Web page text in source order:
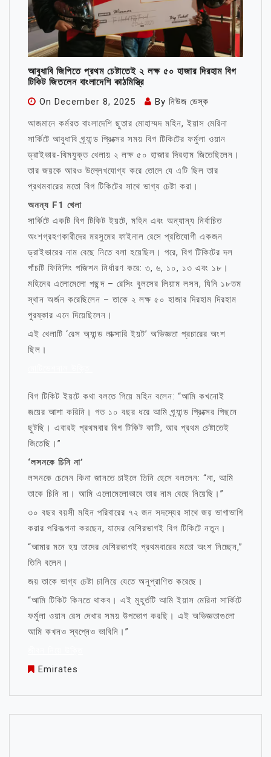
আবুধাবি জিপিতে প্রথম চেষ্টাতেই ২ লক্ষ ৫০ হাজার দিরহাম বিগ
টিকিট জিতলেন বাংলাদেশি কাঠমিস্ত্রি
On December 8, 2025 By নিউজ ডেস্ক
আজমানে কর্মরত বাংলাদেশি ছুতার মোহাম্মদ মহিন, ইয়াস মেরিনা
সার্কিটে আবুধাবি গ্র্যান্ড প্রিক্সের সময় বিগ টিকিটের ফর্মুলা ওয়ান
ড্রাইভার-থিমযুক্ত খেলায় ২ লক্ষ ৫০ হাজার দিরহাম জিতেছিলেন।
তার জয়কে আরও উল্লেখযোগ্য করে তোলে যে এটি ছিল তার
প্রথমবারের মতো বিগ টিকিটের সাথে ভাগ্য চেষ্টা করা।
অনন্য F1 খেলা
সার্কিটে একটি বিগ টিকিট ইয়টে, মহিন এবং অন্যান্য নির্বাচিত
অংশগ্রহণকারীদের মরসুমের ফাইনাল রেসে প্রতিযোগী একজন
ড্রাইভারের নাম বেছে নিতে বলা হয়েছিল। পরে, বিগ টিকিটের দল
পাঁচটি ফিনিশিং পজিশন নির্ধারণ করে: ৩, ৬, ১০, ১৩ এবং ১৮।
মহিনের এলোমেলো পছন্দ – রেসিং বুলসের লিয়াম লসন, যিনি ১৮তম
স্থান অর্জন করেছিলেন – তাকে ২ লক্ষ ৫০ হাজার দিরহাম দিরহাম
পুরষ্কার এনে দিয়েছিলেন।
এই খেলাটি ‘রেস অ্যান্ড লাক্সারি ইয়ট’ অভিজ্ঞতা প্রচারের অংশ
ছিল।
বিগ টিকিট ইয়টে কথা বলতে গিয়ে মহিন বলেন: “আমি কখনোই
জয়ের আশা করিনি। গত ১০ বছর ধরে আমি গ্র্যান্ড প্রিক্সের পিছনে
ছুটছি। এবারই প্রথমবার বিগ টিকিট কাটি, আর প্রথম চেষ্টাতেই
জিতেছি।”
‘লসনকে চিনি না’
লসনকে চেনেন কিনা জানতে চাইলে তিনি হেসে বললেন: “না, আমি
তাকে চিনি না। আমি এলোমেলোভাবে তার নাম বেছে নিয়েছি।”
৩০ বছর বয়সী মহিন পরিবারের ৭২ জন সদস্যের সাথে জয় ভাগাভাগি
করার পরিকল্পনা করছেন, যাদের বেশিরভাগই বিগ টিকিটে নতুন।
“আমার মনে হয় তাদের বেশিরভাগই প্রথমবারের মতো অংশ নিচ্ছেন,”
তিনি বলেন।
জয় তাকে ভাগ্য চেষ্টা চালিয়ে যেতে অনুপ্রাণিত করেছে।
“আমি টিকিট কিনতে থাকব। এই মুহূর্তটি আমি ইয়াস মেরিনা সার্কিটে
ফর্মুলা ওয়ান রেস দেখার সময় উপভোগ করছি। এই অভিজ্ঞতাগুলো
আমি কখনও স্বপ্নেও ভাবিনি।”
Emirates